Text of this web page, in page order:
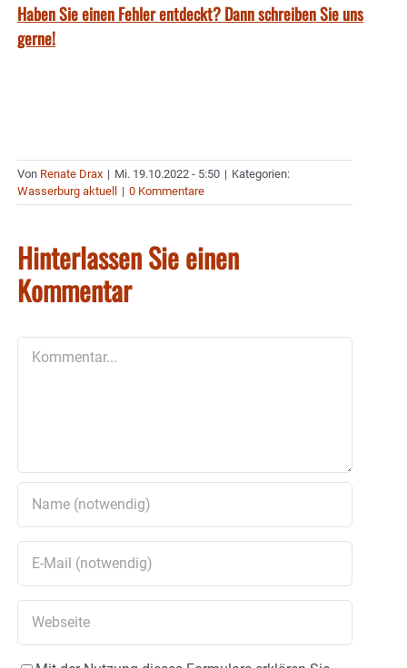
Haben Sie einen Fehler entdeckt? Dann schreiben Sie uns
gerne!
Von Renate Drax | Mi. 19.10.2022 - 5:50 | Kategorien:
Wasserburg aktuell
| 0 Kommentare
Hinterlassen Sie einen
Kommentar